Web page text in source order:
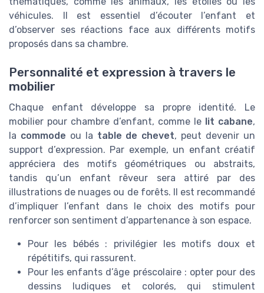
véhicules. Il est essentiel d’écouter l’enfant et
d’observer ses réactions face aux différents motifs
proposés dans sa chambre.
Personnalité et expression à travers le
mobilier
Chaque enfant développe sa propre identité. Le
mobilier pour chambre d’enfant, comme le lit cabane,
la commode ou la table de chevet, peut devenir un
support d’expression. Par exemple, un enfant créatif
appréciera des motifs géométriques ou abstraits,
tandis qu’un enfant rêveur sera attiré par des
illustrations de nuages ou de forêts. Il est recommandé
d’impliquer l’enfant dans le choix des motifs pour
renforcer son sentiment d’appartenance à son espace.
Pour les bébés : privilégier les motifs doux et
répétitifs, qui rassurent.
Pour les enfants d’âge préscolaire : opter pour des
dessins ludiques et colorés, qui stimulent